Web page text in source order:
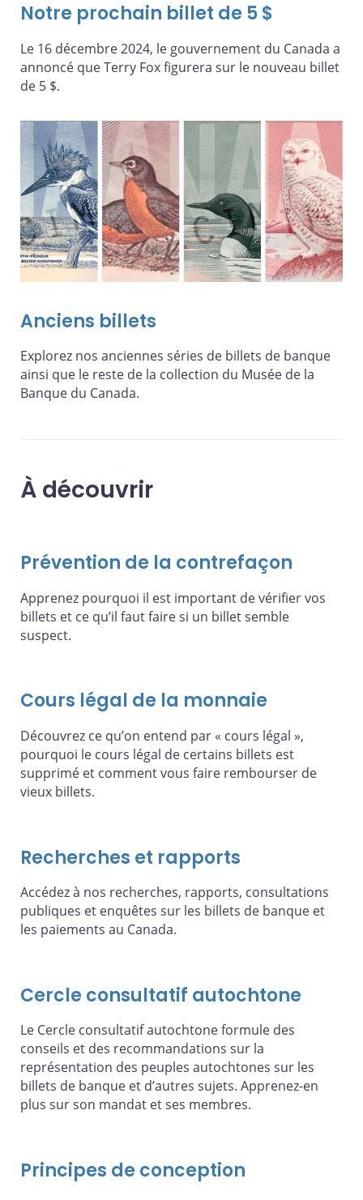
Notre prochain billet de 5 $
Le 16 décembre 2024, le gouvernement du Canada a
annoncé que Terry Fox figurera sur le nouveau billet
de 5 $.
Anciens billets
Explorez nos anciennes séries de billets de banque
ainsi que le reste de la collection du Musée de la
Banque du Canada.
À découvrir
Prévention de la contrefaçon
Apprenez pourquoi il est important de vérifier vos
billets et ce qu’il faut faire si un billet semble
suspect.
Cours légal de la monnaie
Découvrez ce qu’on entend par « cours légal »,
pourquoi le cours légal de certains billets est
supprimé et comment vous faire rembourser de
vieux billets.
Recherches et rapports
Accédez à nos recherches, rapports, consultations
publiques et enquêtes sur les billets de banque et
les paiements au Canada.
Cercle consultatif autochtone
Le Cercle consultatif autochtone formule des
conseils et des recommandations sur la
représentation des peuples autochtones sur les
billets de banque et d’autres sujets. Apprenez-en
plus sur son mandat et ses membres.
Principes de conception